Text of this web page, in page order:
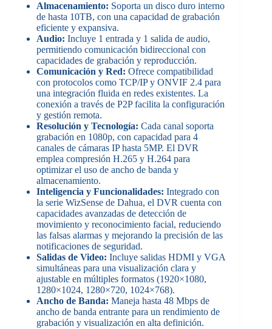
Almacenamiento: Soporta un disco duro interno
de hasta 10TB, con una capacidad de grabación
eficiente y expansiva.
Audio: Incluye 1 entrada y 1 salida de audio,
permitiendo comunicación bidireccional con
capacidades de grabación y reproducción.
Comunicación y Red: Ofrece compatibilidad
con protocolos como TCP/IP y ONVIF 2.4 para
una integración fluida en redes existentes. La
conexión a través de P2P facilita la configuración
y gestión remota.
Resolución y Tecnología: Cada canal soporta
grabación en 1080p, con capacidad para 4
canales de cámaras IP hasta 5MP. El DVR
emplea compresión H.265 y H.264 para
optimizar el uso de ancho de banda y
almacenamiento.
Inteligencia y Funcionalidades: Integrado con
la serie WizSense de Dahua, el DVR cuenta con
capacidades avanzadas de detección de
movimiento y reconocimiento facial, reduciendo
las falsas alarmas y mejorando la precisión de las
notificaciones de seguridad.
Salidas de Video: Incluye salidas HDMI y VGA
simultáneas para una visualización clara y
ajustable en múltiples formatos (1920×1080,
1280×1024, 1280×720, 1024×768).
Ancho de Banda: Maneja hasta 48 Mbps de
ancho de banda entrante para un rendimiento de
grabación y visualización en alta definición.